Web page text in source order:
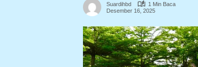
Suardihbd
1 Min Baca
Desember 16, 2025